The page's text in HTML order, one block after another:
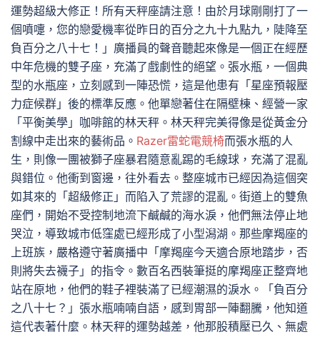
運勢超級大修正！所有天秤座請注意！由於月球剛剛打了一
個噴嚏，您的戀愛機率從昨日的百分之九十九點九，陡降至
負百分之八十七！」廣播員的聲音聽起來像是一個正在經歷
中年危機的雙子座，充滿了戲劇性的絕望。張水瓶，一個典
型的水瓶座，立刻感到一陣恐慌，這是他患有「星座預報壓
力症候群」後的標準反應。他單戀著住在隔壁棟、經營一家
「平衡美學」咖啡館的林天秤。林天秤完美得像是從黃金分
割線中走出來的藝術品。 Razer雷蛇電競椅而張水瓶的人
生，則像一團被獅子座暴君隨意亂踢的毛線球，充滿了混亂
與錯位。他衝到窗邊，往外看去。整座城市已經因為這個突
如其來的「超級修正」而陷入了荒謬的混亂。街道上的雙魚
座們，開始不受控制地流下鹹鹹的海水淚，他們無法停止地
哭泣，導致城市低窪處已經形成了小型潟湖。那些摩羯座的
上班族，嚴格遵守著廣播中「摩羯座今天適合原地踏步，否
則將失去襪子」的指令。數百名西裝筆挺的摩羯座正整齊地
站在原地，他們的鞋子裡裝滿了已經潮濕的淚水。「負百分
之八十七？」張水瓶喃喃自語，感到胃部一陣翻騰，他知道
這代表著什麼。林天秤的運勢越差，他那股積壓已久、無處